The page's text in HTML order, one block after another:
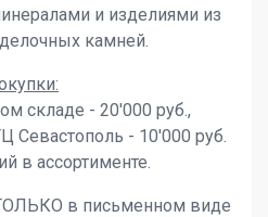
и изделиями из
камней.
складе - 20'000 руб.,
Севастополь - 10'000 руб.
в ассортименте.
в письменном виде